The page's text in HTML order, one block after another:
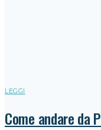
LEGGI
Come andare da